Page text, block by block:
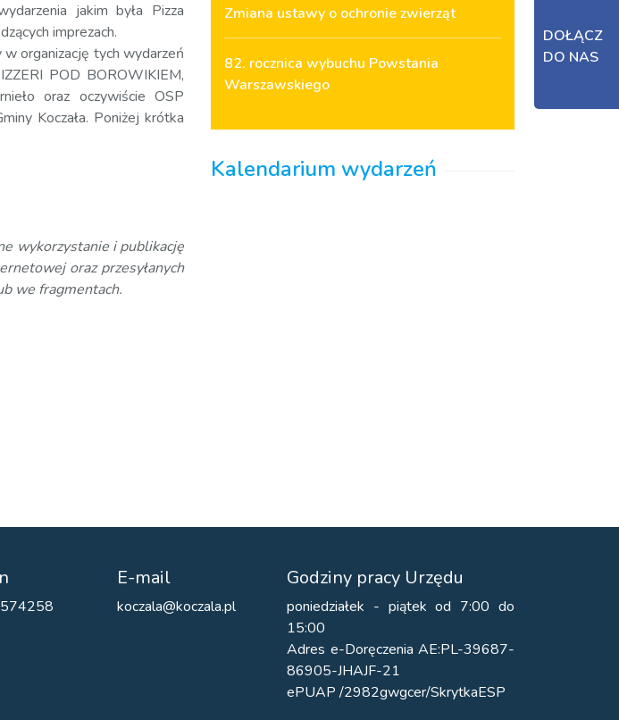
DOŁĄCZ
DO NAS
jakim była Pizza
imprezach.
organizację tych wydarzeń
POD BOROWIKIEM,
oraz oczywiście OSP
Koczała. Poniżej krótka
wykorzystanie i publikację
oraz przesyłanych
we fragmentach.
Zmiana ustawy o ochronie zwierząt
82. rocznica wybuchu Powstania
Warszawskiego
Kalendarium wydarzeń
E-mail
koczala@koczala.pl
Godziny pracy Urzędu
poniedziałek - piątek od 7:00 do
15:00
Adres e-Doręczenia AE:PL-39687-
86905-JHAJF-21
ePUAP /2982gwgcer/SkrytkaESP